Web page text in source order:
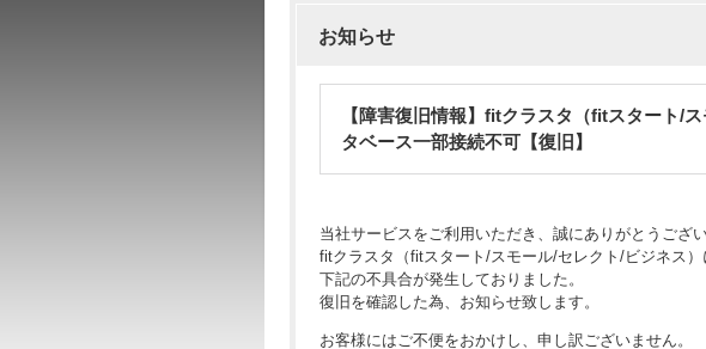
お知らせ
【障害復旧情報】fitクラスタ（fitスタート/
タベース一部接続不可【復旧】
当社サービスをご利用いただき、誠にありがとうござい
fitクラスタ（fitスタート/スモール/セレクト/ビジネス）
下記の不具合が発生しておりました。
復旧を確認した為、お知らせ致します。
お客様にはご不便をおかけし、申し訳ございません。